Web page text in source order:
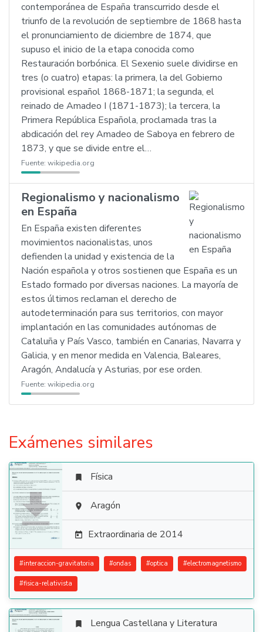
contemporánea de España transcurrido desde el
triunfo de la revolución de septiembre de 1868 hasta
el pronunciamiento de diciembre de 1874, que
supuso el inicio de la etapa conocida como
Restauración borbónica. El Sexenio suele dividirse en
tres (o cuatro) etapas: la primera, la del Gobierno
provisional español 1868-1871; la segunda, el
reinado de Amadeo I (1871-1873); la tercera, la
Primera República Española, proclamada tras la
abdicación del rey Amadeo de Saboya en febrero de
1873, y que se divide entre el…
Fuente: wikipedia.org
Regionalismo y nacionalismo
en España
En España existen diferentes
movimientos nacionalistas, unos
defienden la unidad y existencia de la
Nación española y otros sostienen que España es un
Estado formado por diversas naciones. La mayoría de
estos últimos reclaman el derecho de
autodeterminación para sus territorios, con mayor
implantación en las comunidades autónomas de
Cataluña y País Vasco, también en Canarias, Navarra y
Galicia, y en menor medida en Valencia, Baleares,
Aragón, Andalucía y Asturias, por ese orden.
Fuente: wikipedia.org
Exámenes similares

 Física
 Aragón
 Extraordinaria de 2014
#interaccion-gravitatoria #ondas #optica #electromagnetismo
#fisica-relativista
 Lengua Castellana y Literatura